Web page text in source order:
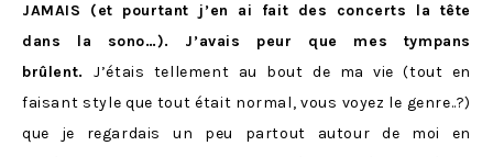
JAMAIS (et pourtant j’en ai fait des concerts la tête
dans la sono…). J’avais peur que mes tympans
brûlent.J’étais tellement au bout de ma vie (tout en
faisant style que tout était normal, vous voyez le genre..?)
que je regardais un peu partout autour de moi en